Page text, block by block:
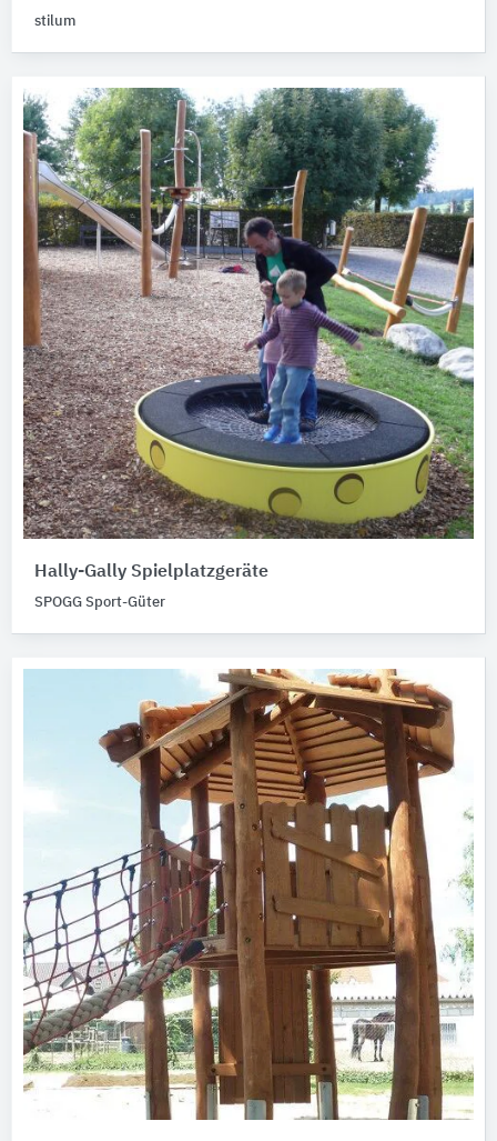
stilum
Hally-Gally Spielplatzgeräte
SPOGG Sport-Güter